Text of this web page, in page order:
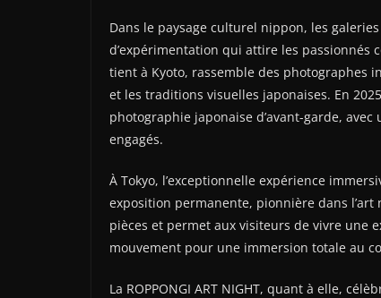
Dans le paysage culturel nippon, les
d’expérimentation qui attire les passionnés
tient à Kyoto, rassemble des photographes
et les traditions visuelles japonaises. En
photographie japonaise d’avant-garde,
engagés.
À Tokyo, l’exceptionnelle expérience
exposition permanente, pionnière dans
pièces et permet aux visiteurs de vivre une
mouvement pour une immersion totale au
La ROPPONGI ART NIGHT, quant à elle,